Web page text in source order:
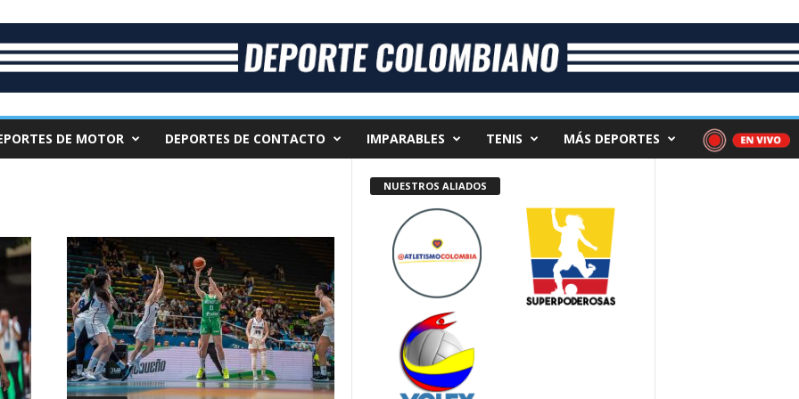
DE MOTOR DEPORTES DE CONTACTO IMPARABLES TENIS MÁS DEPORTES
NUESTROS ALIADOS